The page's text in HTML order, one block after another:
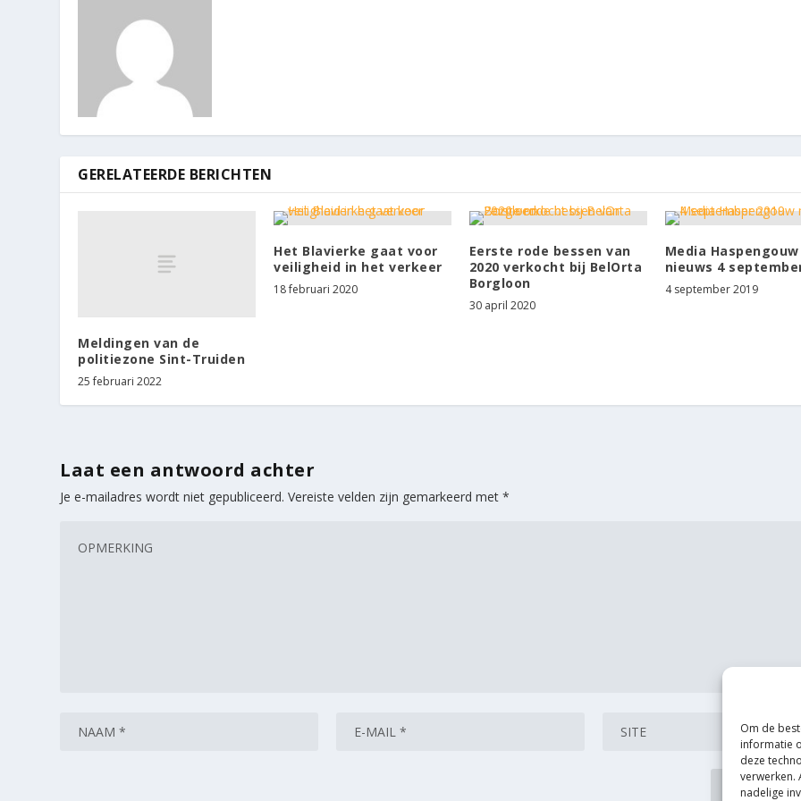
Om de
informatie
deze
verwerken.
nadelige
GERELATEERDE BERICHTEN
Meldingen van de
politiezone Sint-Truiden
25 februari 2022
Het Blavierke gaat voor
veiligheid in het verkeer
18 februari 2020
Eerste rode bessen van
2020 verkocht bij BelOrta
Borgloon
30 april 2020
Media Haspengouw
nieuws 4
4 september 2019
Laat een antwoord achter
Je e-mailadres wordt niet gepubliceerd. Vereiste velden zijn gemarkeerd met*